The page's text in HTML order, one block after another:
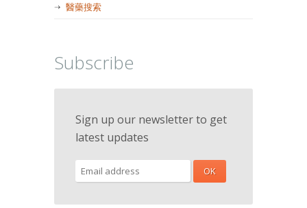
醫藥搜索
Subscribe
Sign up our newsletter to get
latest updates